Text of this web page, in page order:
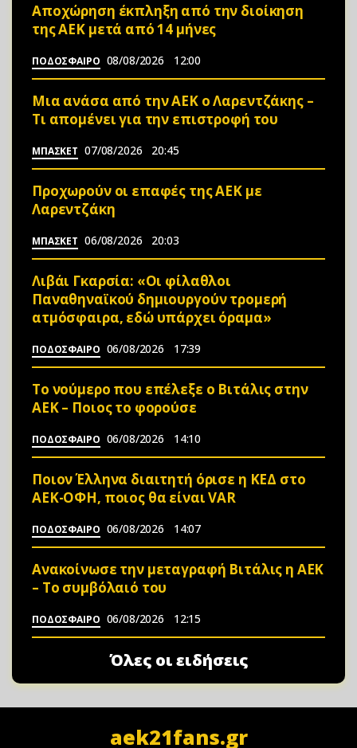
Αποχώρηση έκπληξη από την διοίκηση
της ΑΕΚ μετά από 14 μήνες
ΠΟΔΟΣΦΑΙΡΟ 08/08/2026 12:00
Μια ανάσα από την ΑΕΚ ο Λαρεντζάκης –
Τι απομένει για την επιστροφή του
ΜΠΑΣΚΕΤ 07/08/2026 20:45
Προχωρούν οι επαφές της ΑΕΚ με
Λαρεντζάκη
ΜΠΑΣΚΕΤ 06/08/2026 20:03
Λιβάι Γκαρσία: «Οι φίλαθλοι
Παναθηναϊκού δημιουργούν τρομερή
ατμόσφαιρα, εδώ υπάρχει όραμα»
ΠΟΔΟΣΦΑΙΡΟ 06/08/2026 17:39
Το νούμερο που επέλεξε ο Βιτάλις στην
ΑΕΚ – Ποιος το φορούσε
ΠΟΔΟΣΦΑΙΡΟ 06/08/2026 14:10
Ποιον Έλληνα διαιτητή όρισε η ΚΕΔ στο
ΑΕΚ-ΟΦΗ, ποιος θα είναι VAR
ΠΟΔΟΣΦΑΙΡΟ 06/08/2026 14:07
Ανακοίνωσε την μεταγραφή Βιτάλις η ΑΕΚ
– Το συμβόλαιό του
ΠΟΔΟΣΦΑΙΡΟ 06/08/2026 12:15
Όλες οι ειδήσεις
aek21fans.gr